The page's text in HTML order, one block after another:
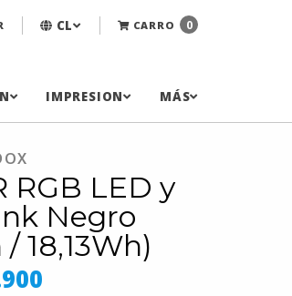
CL CARRO 0
IMPRESION MÁS
RGB LED y
Negro
18,13Wh)